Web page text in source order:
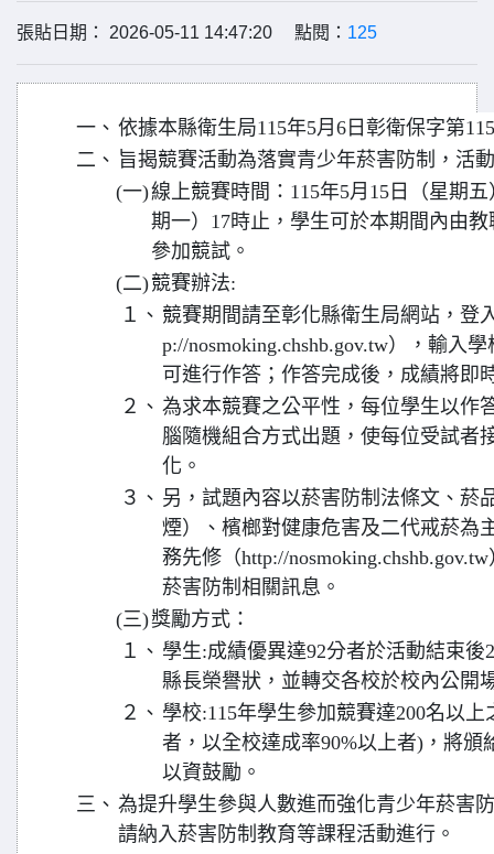
張貼日期： 2026-05-11 14:47:20 點閱： 125
一、 依據本縣衛生局115年5月6日彰衛保字第
二、 旨揭競賽活動為落實青少年菸害防制，活
(一)線上競賽時間：115年5月15日（星期
期一）17時止，學生可於本期間內由
參加競試。
(二)競賽辦法:
１、 競賽期間請至彰化縣衛生局網站，登
p://nosmoking.chshb.gov.tw），輸入
可進行作答；作答完成後，成績將即
２、 為求本競賽之公平性，每位學生以作
腦隨機組合方式出題，使每位受試者
化。
３、 另，試題內容以菸害防制法條文、菸
煙）、檳榔對健康危害及二代戒菸為
務先修（http://
菸害防制相關訊息。
(三)獎勵方式：
１、 學生:成績優異達92分者於活動結束
縣長榮譽狀，並轉交各校於校內公開
２、 學校:115年學生參加競賽達200名以
者，以全校達成率90%以上者)，將
以資鼓勵。
三、 為提升學生參與人數進而強化青少年菸害
請納入菸害防制教育等課程活動進行。